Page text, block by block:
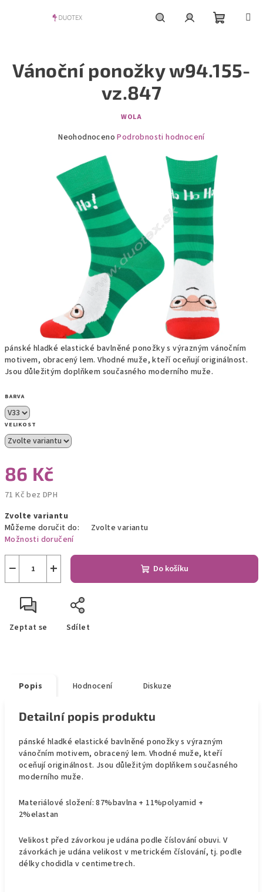
košík
pánské hladké elastické bavlněné ponožky s výrazným vánočním
motivem, obracený lem. Vhodné muže, kteří oceňují originálnost.
Jsou důležitým doplňkem současného moderního muže.
BARVA
VELIKOST
86 Kč
71 Kč bez DPH
cena:
Zvolte variantu
Můžeme doručit do:
Zvolte variantu
Možnosti doručení
+
− Do košíku
Zeptat se Sdílet
Vánoční ponožky w94.155-
vz.847
WOLA
Průměrné
produktu
je
0,0
hvězdiček.
Neohodnoceno Podrobnosti hodnocení
Popis Hodnocení Diskuze
Detailní popis produktu
pánské hladké elastické bavlněné ponožky s výrazným
vánočním motivem, obracený lem. Vhodné muže, kteří
oceňují originálnost. Jsou důležitým doplňkem současného
moderního muže.
Materiálové složení: 87%bavlna + 11%polyamid +
2%elastan
Velikost před závorkou je udána podle číslování obuvi. V
závorkách je udána velikost v metrickém číslování, tj. podle
délky chodidla v centimetrech.